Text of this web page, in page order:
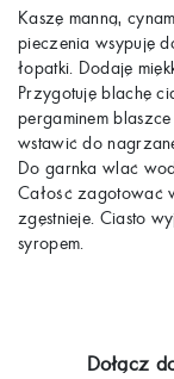
Kaszę manną,
pieczenia wsypuję
łopatki. Dodaję
Przygotuję blachę
pergaminem
wstawić do
Do garnka wlać
Całość zagotować
zgęstnieje. Ciasto
syropem.
Dołącz